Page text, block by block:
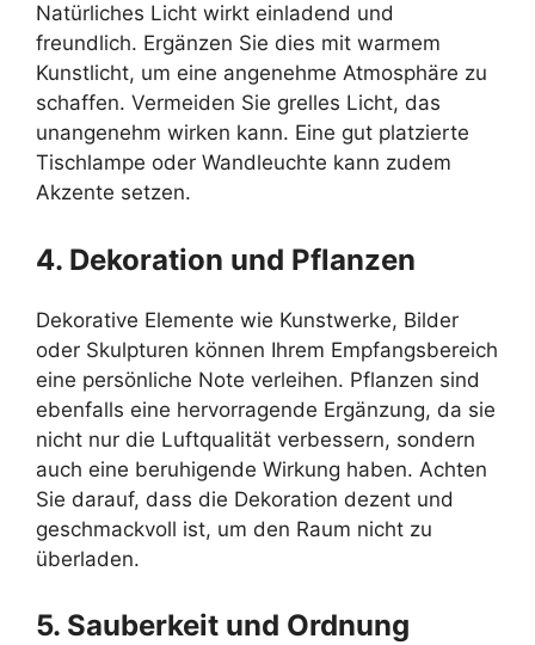
Natürliches Licht wirkt einladend und
freundlich. Ergänzen Sie dies mit warmem
Kunstlicht, um eine angenehme Atmosphäre zu
schaffen. Vermeiden Sie grelles Licht, das
unangenehm wirken kann. Eine gut platzierte
Tischlampe oder Wandleuchte kann zudem
Akzente setzen.
4. Dekoration und Pflanzen
Dekorative Elemente wie Kunstwerke, Bilder
oder Skulpturen können Ihrem Empfangsbereich
eine persönliche Note verleihen. Pflanzen sind
ebenfalls eine hervorragende Ergänzung, da sie
nicht nur die Luftqualität verbessern, sondern
auch eine beruhigende Wirkung haben. Achten
Sie darauf, dass die Dekoration dezent und
geschmackvoll ist, um den Raum nicht zu
überladen.
5. Sauberkeit und Ordnung